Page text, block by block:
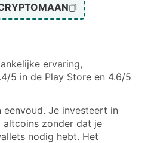
ervaring,
5 in de Play Store en 4.6/5
eenvoud. Je investeert in
altcoins zonder dat je
nodig hebt. Het